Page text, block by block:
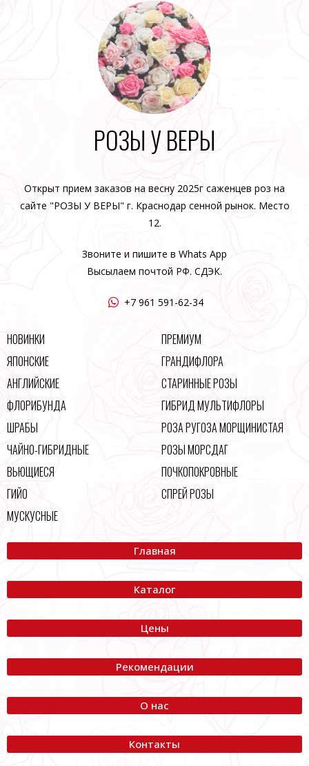
РОЗЫ У ВЕРЫ
Открыт прием заказов на весну 2025г саженцев роз на
сайте "РОЗЫ У ВЕРЫ" г. Краснодар сенной рынок. Место
12.
Звоните и пишите в Whats App
Высылаем почтой РФ. СДЭК.
+7 961 591-62-34
НОВИНКИ
ЯПОНСКИЕ
АНГЛИЙСКИЕ
ФЛОРИБУНДА
ШРАБЫ
ЧАЙНО-ГИБРИДНЫЕ
ВЬЮЩИЕСЯ
ГИЙО
МУСКУСНЫЕ
ПРЕМИУМ
ГРАНДИФЛОРА
СТАРИННЫЕ РОЗЫ
ГИБРИД МУЛЬТИФЛОРЫ
РОЗА РУГОЗА МОРЩИНИСТАЯ
РОЗЫ МОРСДАГ
ПОЧКОПОКРОВНЫЕ
СПРЕЙ РОЗЫ
Главная
Каталог
Цены
Рекомендации
О нас
Контакты